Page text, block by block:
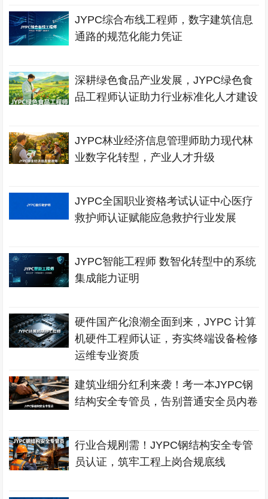
JYPC综合布线工程师，数字建筑信息
通路的规范化能力凭证
深耕绿色食品产业发展，JYPC绿色食
品工程师认证助力行业标准化人才建设
JYPC林业经济信息管理师助力现代林
业数字化转型，产业人才升级
JYPC全国职业资格考试认证中心医疗
救护师认证赋能应急救护行业发展
JYPC智能工程师 数智化转型中的系统
集成能力证明
硬件国产化浪潮全面到来，JYPC 计算
机硬件工程师认证，夯实终端设备检修
运维专业资质
建筑业细分红利来袭！考一本JYPC钢
结构安全专管员，告别普通安全员内卷
行业合规刚需！JYPC钢结构安全专管
员认证，筑牢工程上岗合规底线